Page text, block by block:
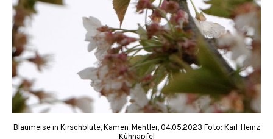
Blaumeise in Kirschblüte, Kamen-Mehtler, 04.05.2023 Foto: Karl-Heinz
Kühnapfel